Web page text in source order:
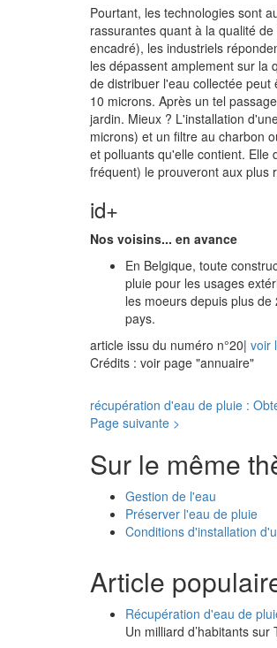
Pourtant, les technologies sont
rassurantes quant à la qualité
encadré), les industriels
les dépassent amplement sur la
de distribuer l'eau collectée
10 microns. Après un tel
jardin. Mieux ? L'installation
microns) et un filtre au charbon
et polluants qu'elle contient. Elle
fréquent) le prouveront aux plus
id+
Nos voisins... en avance
En Belgique, toute
pluie pour les usages
les moeurs depuis plus
pays.
article issu du numéro n°20| voir
Crédits : voir page "annuaire"
récupération d'eau de pluie :
Page suivante >
Sur le même
Gestion de l'eau
Préserver l'eau de pluie
Conditions d'installation
Article
Récupération d'eau de
Un milliard d’habitants